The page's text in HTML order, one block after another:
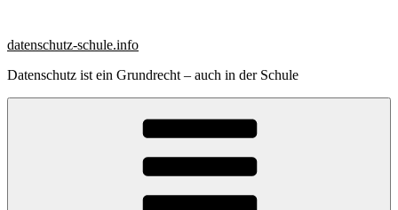
springen
datenschutz-schule.info
Datenschutz ist ein Grundrecht – auch in der Schule